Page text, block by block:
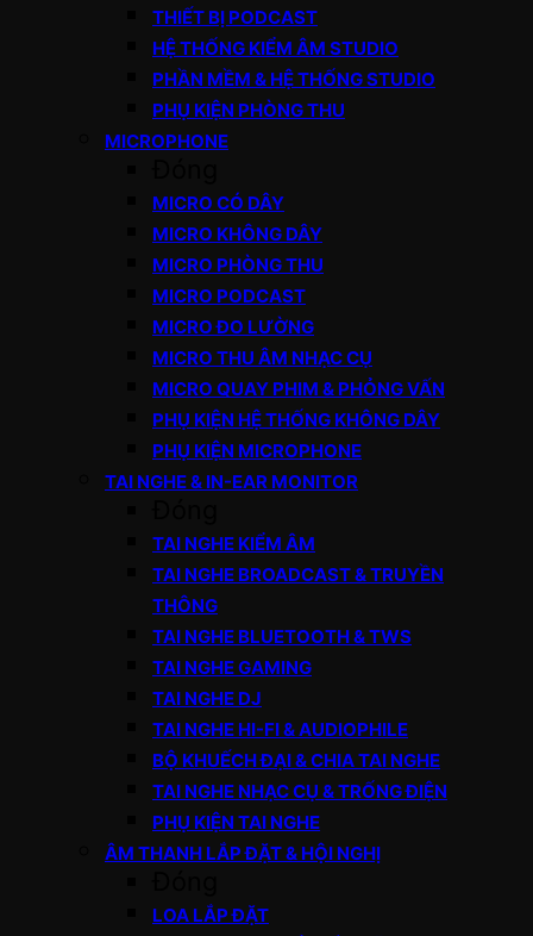
THIẾT BỊ PODCAST
HỆ THỐNG KIỂM ÂM STUDIO
PHẦN MỀM & HỆ THỐNG STUDIO
PHỤ KIỆN PHÒNG THU
MICROPHONE
MICRO CÓ DÂY
MICRO KHÔNG DÂY
MICRO PHÒNG THU
MICRO PODCAST
MICRO ĐO LƯỜNG
MICRO THU ÂM NHẠC CỤ
MICRO QUAY PHIM & PHỎNG VẤN
PHỤ KIỆN HỆ THỐNG KHÔNG DÂY
PHỤ KIỆN MICROPHONE
TAI NGHE & IN-EAR MONITOR
TAI NGHE KIỂM ÂM
TAI NGHE BROADCAST & TRUYỀN
THÔNG
TAI NGHE BLUETOOTH & TWS
TAI NGHE GAMING
TAI NGHE DJ
TAI NGHE HI-FI & AUDIOPHILE
BỘ KHUẾCH ĐẠI & CHIA TAI NGHE
TAI NGHE NHẠC CỤ & TRỐNG ĐIỆN
PHỤ KIỆN TAI NGHE
ÂM THANH LẮP ĐẶT & HỘI NGHỊ
LOA LẮP ĐẶT